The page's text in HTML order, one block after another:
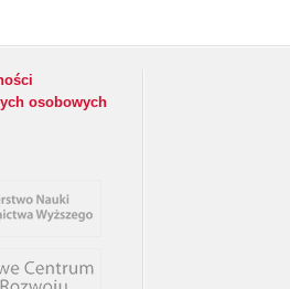
osobowych